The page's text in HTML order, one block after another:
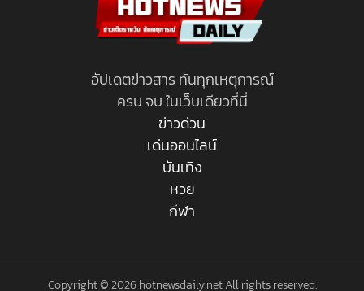
อัปเดตข่าวสาร ทันทุกเหตุการณ์
ครบ จบ ในเว็บเดียวที่นี่
ข่าวด่วน
เด่นออนไลน์
บันเทิง
หวย
กีฬา
Copyright © 2026 hotnewsdaily.net All rights reserved.